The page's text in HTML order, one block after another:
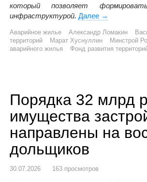
который позволяет
инфраструктурой. Далее В Сибирском
→
Аварийное жилье Александр Ломакин
территорий
Марат Хуснуллин Минстрой
аварийного жилья
Фонд развития
Порядка 32 млрд
имущества
направлены на
дольщиков
30.07.2026 163 просмотров